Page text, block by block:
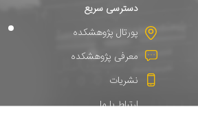
دسترسی سریع
پورتال پژوهشکده
معرفی پژوهشکده
نشریات
ارتباط با ما